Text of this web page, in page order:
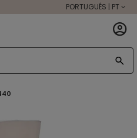
PORTUGUÊS | PT